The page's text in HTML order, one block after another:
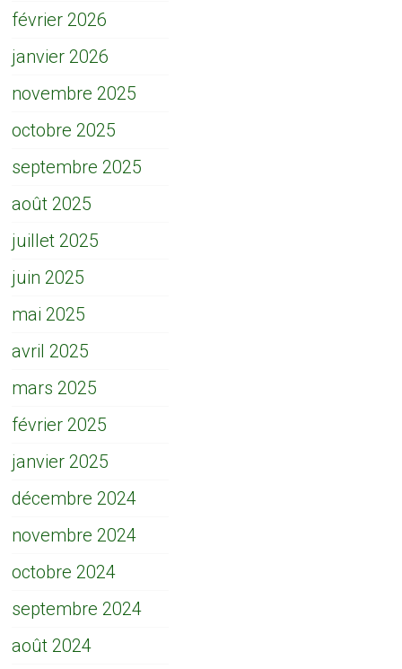
février 2026
janvier 2026
novembre 2025
octobre 2025
septembre 2025
août 2025
juillet 2025
juin 2025
mai 2025
avril 2025
mars 2025
février 2025
janvier 2025
décembre 2024
novembre 2024
octobre 2024
septembre 2024
août 2024